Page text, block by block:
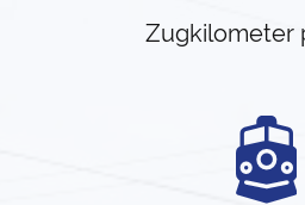
Zugkilometer